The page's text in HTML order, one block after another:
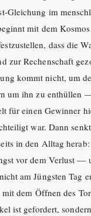
Gleichung im
mit dem
dass die
zur Rechenschaft
kommt nicht, um
um ihn zu enthüllen
für einen Gewinner
war. Dann
in den Alltag
vor dem Verlust —
am Jüngsten Tag
dem Öffnen des
ist gefordert,